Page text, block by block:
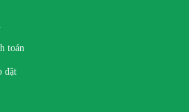
toán
đặt